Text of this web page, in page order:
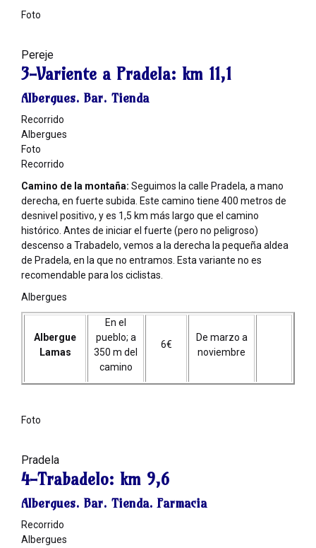
Foto
Pereje
3-Variente a Pradela: km 11,1
Albergues. Bar. Tienda
Recorrido
Albergues
Foto
Recorrido
Camino de la montaña: Seguimos la calle Pradela, a mano
derecha, en fuerte subida. Este camino tiene 400 metros de
desnivel positivo, y es 1,5 km más largo que el camino
histórico. Antes de iniciar el fuerte (pero no peligroso)
descenso a Trabadelo, vemos a la derecha la pequeña aldea
de Pradela, en la que no entramos. Esta variante no es
recomendable para los ciclistas.
Albergues
Albergue
Lamas
En el
pueblo; a
350 m del
camino
6€
De marzo a
noviembre
Foto
Pradela
4-Trabadelo: km 9,6
Albergues. Bar. Tienda. Farmacia
Recorrido
Albergues